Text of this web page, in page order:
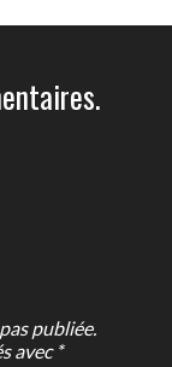
publiée.
avec *